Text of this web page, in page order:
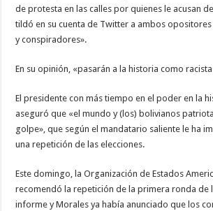
de protesta en las calles por quienes le acusan
tildó en su cuenta de Twitter a ambos
y conspiradores».
En su opinión, «pasarán a la historia como
El presidente con más tiempo en el poder en la
aseguró que «el mundo y (los) bolivianos
golpe», que según el mandatario saliente le ha
una repetición de las elecciones.
Este domingo, la Organización de Estados
recomendó la repetición de la primera ronda de
informe y Morales ya había anunciado que los